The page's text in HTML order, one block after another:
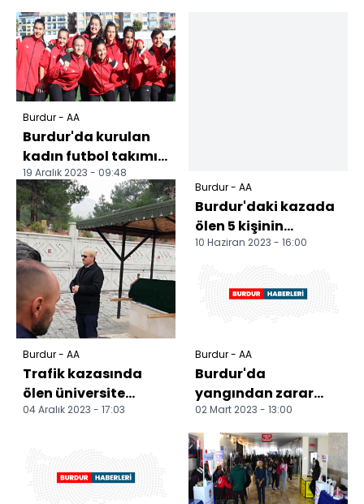
Burdur - AA
Burdur'da kurulan
kadın futbol takımı
3. Lig'de mücadele
edecek
19 Aralık 2023 - 09:48
Burdur - AA
Trafik kazasında
ölen üniversite
öğrencisi memleketi
04 Aralık 2023 - 17:03
Burdur - AA
Burdur'daki kazada
ölen 5 kişinin
cenazeleri ailelerine
10 Haziran 2023 - 16:00
Burdur - AA
Burdur'da
yangından zarar
gören iki evde hasar
oluştu
02 Mart 2023 - 13:00